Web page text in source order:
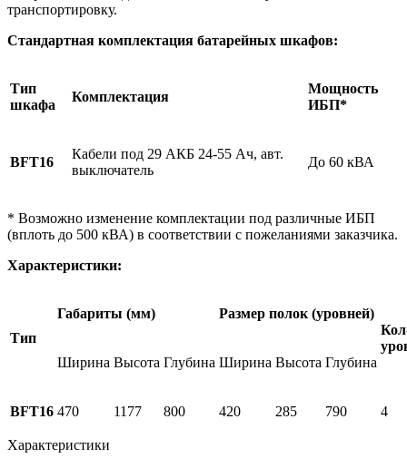
транспортировку.
Стандартная комплектация батарейных шкафов:
Тип
шкафа
Комплектация
Мощность
ИБП*
BFT16
Кабели под 29 АКБ 24-55 Ач, авт.
выключатель
До 60 кВА
* Возможно изменение комплектации под различные ИБП
(вплоть до 500 кВА) в соответствии с пожеланиями заказчика.
Характеристики:
Тип
Габариты (мм)
Размер полок (уровней)
Ширина Высота Глубина Ширина Высота Глубина
BFT16 470 1177 800 420 285 790 4
Характеристики